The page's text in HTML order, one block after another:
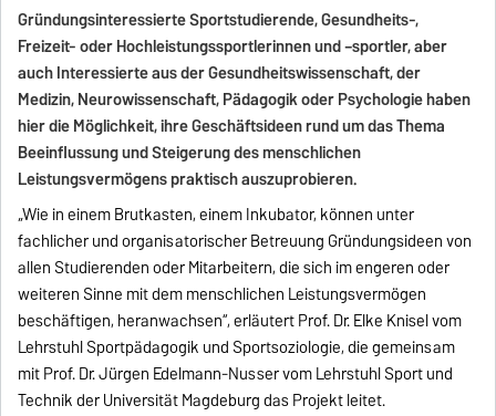
Gründungsinteressierte Sportstudierende, Gesundheits-,
Freizeit- oder Hochleistungssportlerinnen und –sportler, aber
auch Interessierte aus der Gesundheitswissenschaft, der
Medizin, Neurowissenschaft, Pädagogik oder Psychologie haben
hier die Möglichkeit, ihre Geschäftsideen rund um das Thema
Beeinflussung und Steigerung des menschlichen
Leistungsvermögens praktisch auszuprobieren.
„Wie in einem Brutkasten, einem Inkubator, können unter
fachlicher und organisatorischer Betreuung Gründungsideen von
allen Studierenden oder Mitarbeitern, die sich im engeren oder
weiteren Sinne mit dem menschlichen Leistungsvermögen
beschäftigen, heranwachsen“, erläutert Prof. Dr. Elke Knisel vom
Lehrstuhl Sportpädagogik und Sportsoziologie, die gemeinsam
mit Prof. Dr. Jürgen Edelmann-Nusser vom Lehrstuhl Sport und
Technik der Universität Magdeburg das Projekt leitet.